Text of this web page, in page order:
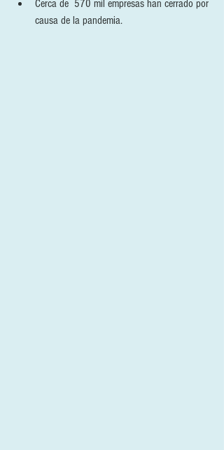
Cerca de  570 mil empresas han cerrado por
causa de la pandemia.